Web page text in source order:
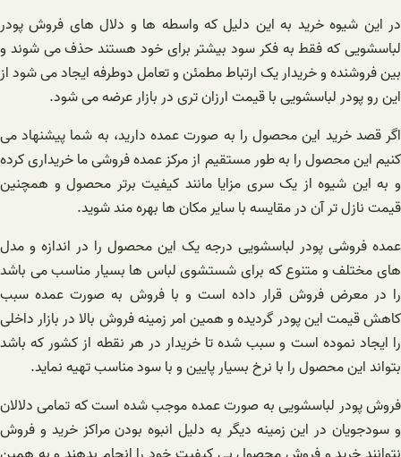
در این شیوه خرید به این دلیل که واسطه ها و دلال های فروش پودر
لباسشویی که فقط به فکر سود بیشتر برای خود هستند حذف می شوند و
بین فروشنده و خریدار یک ارتباط مطمئن و تعامل دوطرفه ایجاد می شود از
این رو پودر لباسشویی با قیمت ارزان تری در بازار عرضه می شود.
اگر قصد خرید این محصول را به صورت عمده دارید، به شما پیشنهاد می
کنیم این محصول را به طور مستقیم از مرکز عمده فروشی ما خریداری کرده
و به این شیوه از یک سری مزایا مانند کیفیت برتر محصول و همچنین
قیمت نازل تر آن در مقایسه با سایر مکان ها بهره مند شوید.
عمده فروشی پودر لباسشویی درجه یک این محصول را در اندازه و مدل
های مختلف و متنوع که برای شستشوی لباس ها بسیار مناسب می باشد
را در معرض فروش قرار داده است و با فروش به صورت عمده سبب
کاهش قیمت این پودر گردیده و همین امر زمینه فروش بالا در بازار داخلی
را ایجاد نموده است و سبب شده تا خریدار در هر نقطه از کشور که باشد
بتواند این محصول را با نرخ بسیار پایین و با سود مناسب تهیه نماید.
فروش پودر لباسشویی به صورت عمده موجب شده است که تمامی دلالان
و سودجویان در این زمینه دیگر به دلیل انبوه بودن مراکز خرید و فروش